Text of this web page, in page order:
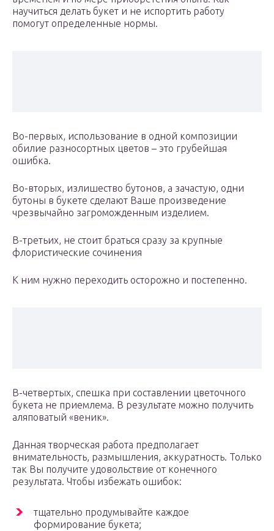
научиться делать букет и не испортить работу
помогут определенные нормы.
Во-первых, использование в одной композиции
обилие разносортных цветов – это грубейшая
ошибка.
Во-вторых, излишество бутонов, а зачастую, одни
бутоны в букете сделают Ваше произведение
чрезвычайно загроможденным изделием.
В-третьих, не стоит браться сразу за крупные
флористические сочинения
К ним нужно переходить осторожно и постепенно.
В-четвертых, спешка при составлении цветочного
букета не приемлема. В результате можно получить
аляповатый «веник».
Данная творческая работа предполагает
внимательность, размышления, аккуратность. Только
так Вы получите удовольствие от конечного
результата. Чтобы избежать ошибок:
тщательно продумывайте каждое
формирование букета;